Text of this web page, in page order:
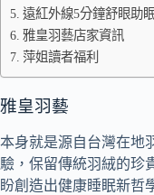
遠紅外線5分鐘舒眼助
雅皇羽藝店家資訊
萍姐讀者福利
雅皇羽藝
本身就是源自台灣在地
驗，保留傳統羽絨的珍
盼創造出健康睡眠新哲